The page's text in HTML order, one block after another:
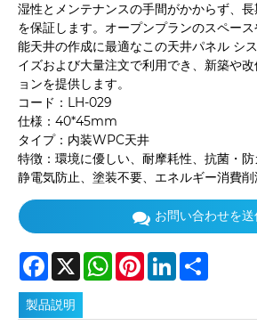
湿性とメンテナンスの手間がかからず、
を保証します。オープンプランのスペー
能天井の作成に最適なこの天井パネル シ
イズおよび大量注文で利用でき、新築や
ョンを提供します。
コード：LH-029
仕様：40*45mm
タイプ：内装WPC天井
特徴：環境に優しい、耐摩耗性、抗菌・防
静電気防止、塗装不要、エネルギー消費削
お問い合わせを送
Facebook
X WhatsAppPinterestLinkedIn
製品説明